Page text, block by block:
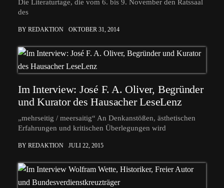
Die Literaturtage, die vom 6. bis 9. November den Ratssaal
des
BY REDAKTION OKTOBER 31, 2014
Im Interview: José F. A. Oliver, Begründer
und Kurator des Hausacher LeseLenz
„mehrseitig / meersaitig“ An Denkanstößen, ästhetischen
Erfahrungen und kritischen Überlegungen wird
BY REDAKTION JULI 22, 2015